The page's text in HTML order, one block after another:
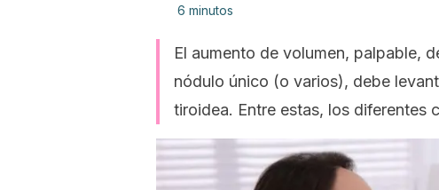
6 minutos
El aumento de volumen, palpable,
nódulo único (o varios), debe
tiroidea. Entre estas, los diferentes